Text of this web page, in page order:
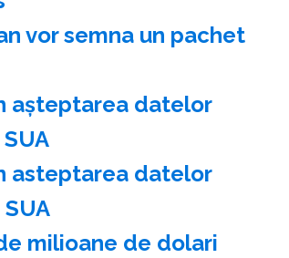
vor semna un pachet
aşteptarea datelor
asteptarea datelor
milioane de dolari